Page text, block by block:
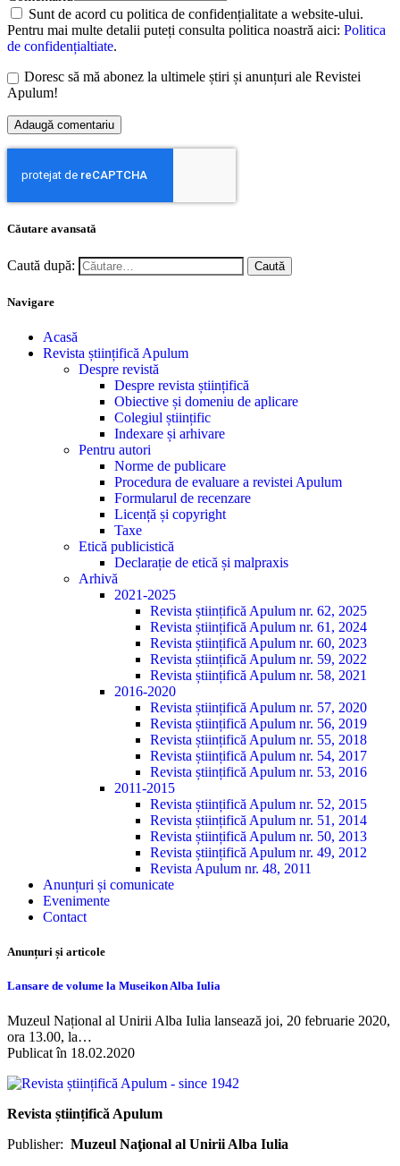
Sunt de acord cu politica de confidențialitate a website-ului.
Pentru mai multe detalii puteți consulta politica noastră aici: Politica
de confidențialtiate.
Doresc să mă abonez la ultimele știri și anunțuri ale Revistei
Apulum!
Căutare avansată
Caută după:
Navigare
Acasă
Revista științifică Apulum
Despre revistă
Despre revista științifică
Obiective și domeniu de aplicare
Colegiul științific
Indexare și arhivare
Pentru autori
Norme de publicare
Procedura de evaluare a revistei Apulum
Formularul de recenzare
Licență și copyright
Taxe
Etică publicistică
Declarație de etică și malpraxis
Arhivă
2021-2025
Revista științifică Apulum nr. 62, 2025
Revista științifică Apulum nr. 61, 2024
Revista științifică Apulum nr. 60, 2023
Revista științifică Apulum nr. 59, 2022
Revista științifică Apulum nr. 58, 2021
2016-2020
Revista științifică Apulum nr. 57, 2020
Revista științifică Apulum nr. 56, 2019
Revista științifică Apulum nr. 55, 2018
Revista științifică Apulum nr. 54, 2017
Revista științifică Apulum nr. 53, 2016
2011-2015
Revista științifică Apulum nr. 52, 2015
Revista științifică Apulum nr. 51, 2014
Revista științifică Apulum nr. 50, 2013
Revista științifică Apulum nr. 49, 2012
Revista Apulum nr. 48, 2011
Anunțuri și comunicate
Evenimente
Contact
Anunțuri și articole
Lansare de volume la Museikon Alba Iulia
Muzeul Național al Unirii Alba Iulia lansează joi, 20 februarie 2020,
ora 13.00, la…
Publicat în 18.02.2020
Revista științifică Apulum
Publisher: Muzeul Naţional al Unirii Alba Iulia